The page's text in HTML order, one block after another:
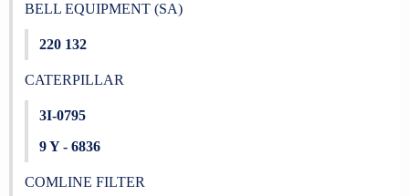
BELL EQUIPMENT (SA)
220 132
CATERPILLAR
3I-0795
9 Y - 6836
COMLINE FILTER